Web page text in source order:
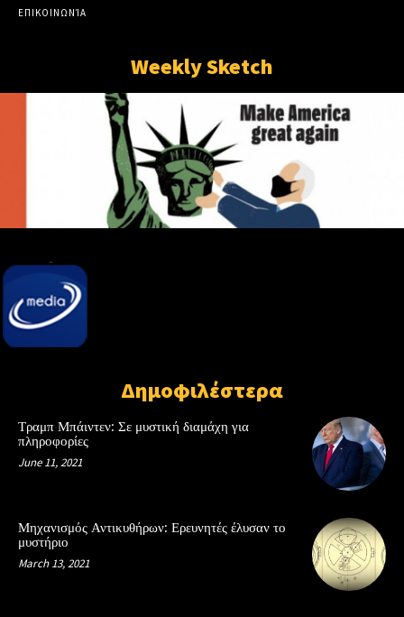
ΕΠΙΚΟΙΝΩΝΊΑ
Weekly Sketch
Δημοφιλέστερα
Τραμπ Μπάιντεν: Σε μυστική διαμάχη για
πληροφορίες
June 11, 2021
Μηχανισμός Αντικυθήρων: Ερευνητές έλυσαν το
μυστήριο
March 13, 2021